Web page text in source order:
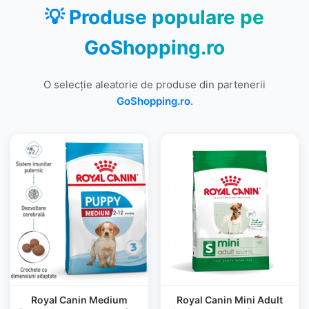
💡 Produse populare pe
GoShopping.ro
O selecție aleatorie de produse din partenerii
GoShopping.ro.
Royal Canin Medium
Royal Canin Mini Adult